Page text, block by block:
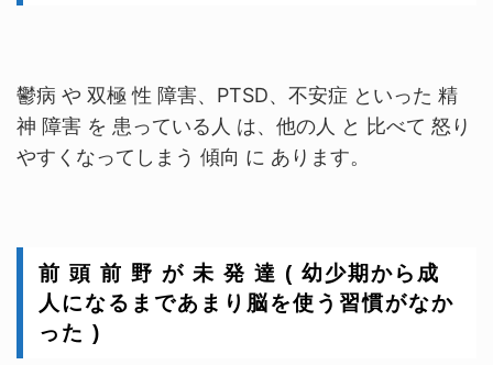
鬱病 や 双極 性 障害、PTSD、不安症 といった 精
神 障害 を 患っている人 は、他の人 と 比べて 怒り
やすくなってしまう 傾向 に あります。
前 頭 前 野 が 未 発 達 ( 幼少期から成
人になるまであまり脳を使う習慣がなか
った )